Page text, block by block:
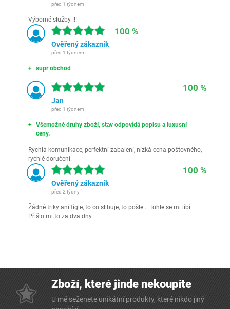
před 1 týdnem
Výborné služby !!!
100 %
Ověřený zákazník
před 1 týdnem
supr obchod
100 %
Jan
před 1 týdnem
Všemožné druhy zboží, stav odpovídá popisu a luxusní
ceny.
Rychlá komunikace, perfektní zabalení, nízká cena poštovného,
rychlé doručení.
100 %
Ověřený zákazník
před 2 týdny
Žádné triky ani fígle, to co slibuje, to pošle... Tohle se mi líbí.
Přišlo mi to za dva dny.
Zboží, které jinde nekoupíte
U mě seženete unikátní produkty, které nikdo jiný